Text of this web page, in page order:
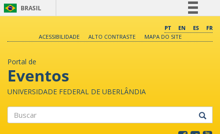
BRASIL
Comunica BR
PT EN ES
FR
ACESSIBILIDADE
ALTO CONTRASTE MAPA DO SITE
Portal de
Eventos
UNIVERSIDADE FEDERAL DE UBERLÂNDIA